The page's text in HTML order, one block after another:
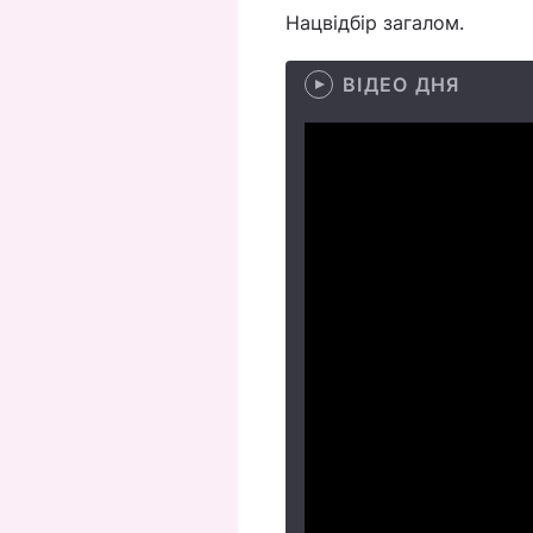
Нацвідбір загалом.
ВІДЕО ДНЯ